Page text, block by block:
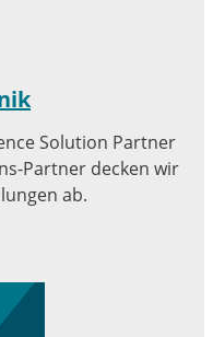
Solution Partner
Partner decken wir
ab.